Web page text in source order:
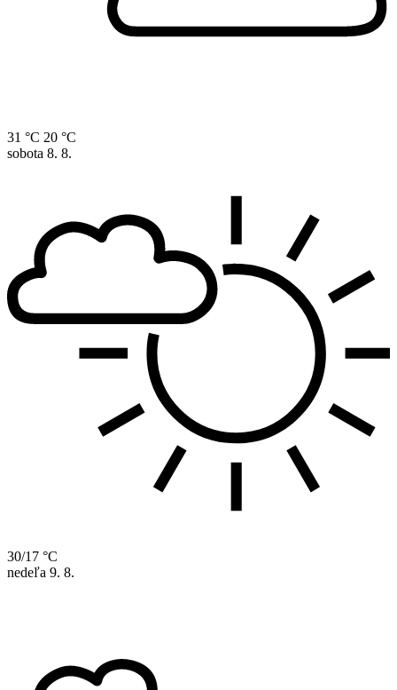
31 °C 20 °C
sobota 8. 8.
30/17 °C
nedeľa 9. 8.